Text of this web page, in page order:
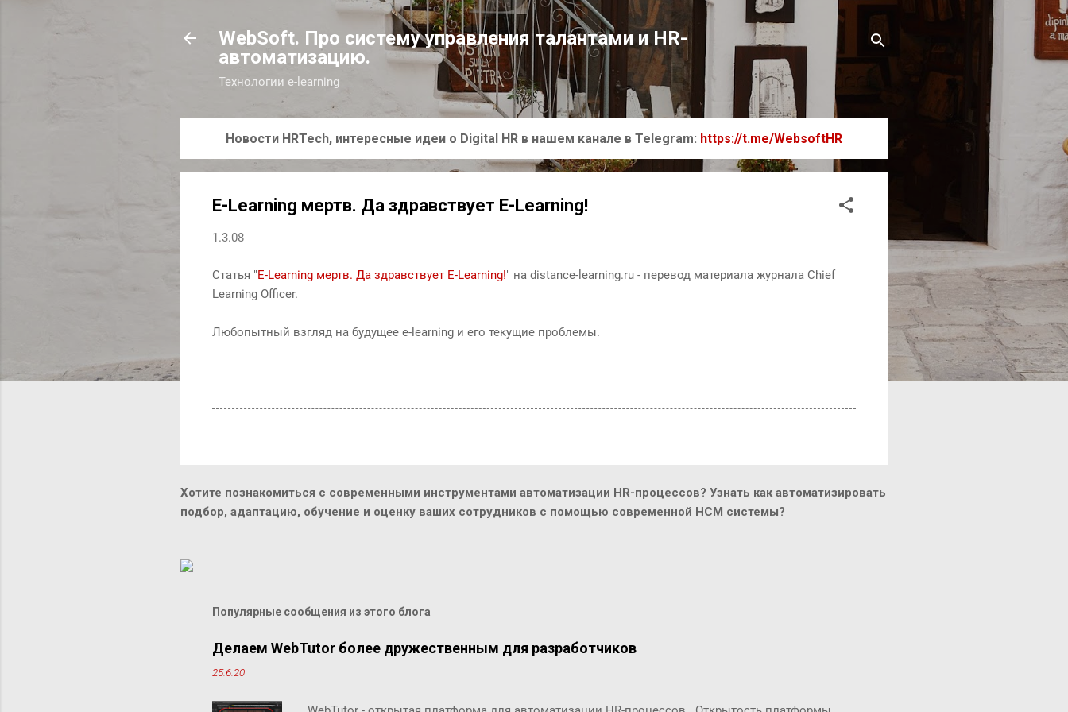
К основному контенту
WebSoft. Про систему управления талантами и HR-
автоматизацию.
Технологии e-learning
Новости HRTech, интересные идеи о Digital HR в нашем канале в Telegram: https://t.me/WebsoftHR
E-Learning мертв. Да здравствует E-Learning!
1.3.08
Статья "E-Learning мертв. Да здравствует E-Learning!" на distance-learning.ru - перевод материала журнала Chief
Learning Officer.
Любопытный взгляд на будущее e-learning и его текущие проблемы.
Хотите познакомиться с современными инструментами автоматизации HR-процессов? Узнать как автоматизировать
подбор, адаптацию, обучение и оценку ваших сотрудников с помощью современной HCM системы?
Популярные сообщения из этого блога
Делаем WebTutor более дружественным для разработчиков
25.6.20